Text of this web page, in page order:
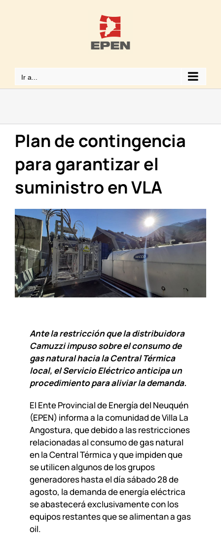
Ir a...
Plan de contingencia
para garantizar el
suministro en VLA
Ante la restricción que la distribuidora
Camuzzi impuso sobre el consumo de
gas natural hacia la Central Térmica
local, el Servicio Eléctrico anticipa un
procedimiento para aliviar la demanda.
El Ente Provincial de Energía del Neuquén
(EPEN) informa a la comunidad de Villa La
Angostura, que debido a las restricciones
relacionadas al consumo de gas natural
en la Central Térmica y que impiden que
se utilicen algunos de los grupos
generadores hasta el día sábado 28 de
agosto, la demanda de energía eléctrica
se abastecerá exclusivamente con los
equipos restantes que se alimentan a gas
oil.